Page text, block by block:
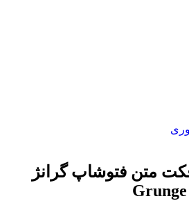
متن فتوشاپ گرانژ